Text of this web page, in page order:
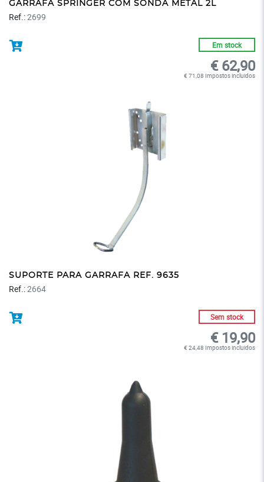
GARRAFA SPRINGER COM SONDA METAL 2L
Ref.:2699
Em stock
€ 62,90
€ 71,08 Impostos incluidos
SUPORTE PARA GARRAFA REF. 9635
Ref.:2664
Sem stock
€ 19,90
€ 24,48 Impostos incluidos